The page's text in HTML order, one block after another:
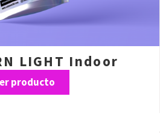
LIGHT Indoor
producto